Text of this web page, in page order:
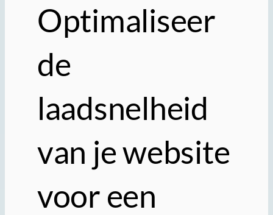
Optimaliseer
de
laadsnelheid
van je website
voor een